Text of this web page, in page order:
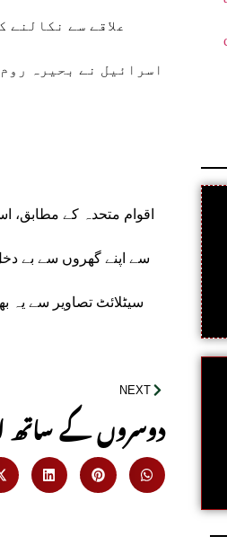
علاقے سے
اسرائیل نے بحیرہ
اقوام متحدہ کے مطابق،
سے اپنے گھروں سے بے
سیٹلائٹ تصاویر سے
NEXT
:دوسروں کے ساتھ